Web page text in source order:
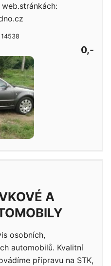
0,-
A
osobních,
automobilů. Kvalitní
přípravu na STK,